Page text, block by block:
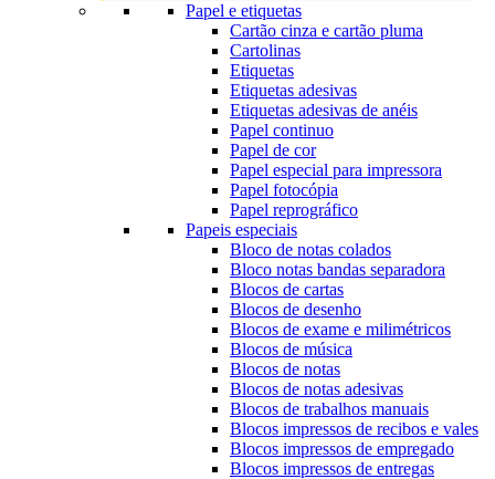
Papel e etiquetas
Cartão cinza e cartão pluma
Cartolinas
Etiquetas
Etiquetas adesivas
Etiquetas adesivas de anéis
Papel continuo
Papel de cor
Papel especial para impressora
Papel fotocópia
Papel reprográfico
Papeis especiais
Bloco de notas colados
Bloco notas bandas separadora
Blocos de cartas
Blocos de desenho
Blocos de exame e milimétricos
Blocos de música
Blocos de notas
Blocos de notas adesivas
Blocos de trabalhos manuais
Blocos impressos de recibos e vales
Blocos impressos de empregado
Blocos impressos de entregas